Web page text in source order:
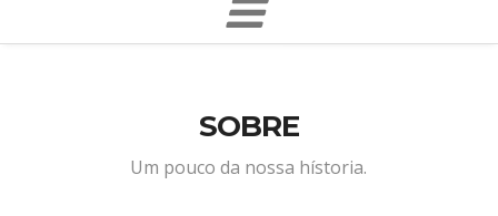
SOBRE
Um pouco da nossa hístoria.